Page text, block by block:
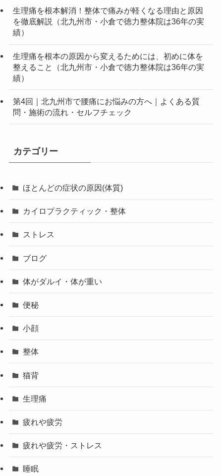
生理痛を根本解消！整体で痛みが軽くなる理由と原因
を徹底解説（北九州市・小倉で徳力整体院は36年の実
績）
生理痛を根本の原因から変えるためには、初めに体を
整えること（北九州市・小倉で徳力整体院は36年の実
績）
第4回｜北九州市で腰痛にお悩みの方へ｜よくある質
問・施術の流れ・セルフチェック
カテゴリー
ほとんどの症状の原因(体質)
カイロプラクティック・整体
ストレス
ブログ
体がダルイ・体が重い
便秘
小顔
整体
猫背
生理痛
疲れや疲労
疲れや疲労・ストレス
睡眠